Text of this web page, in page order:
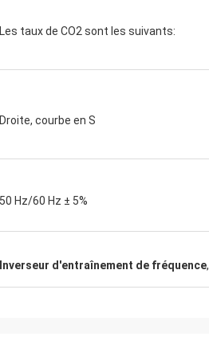
sans
Les taux de CO2 sont les suivants:
Droite, courbe en S
50 Hz/60 Hz ± 5%
Inverseur d'entraînement de fréquence,